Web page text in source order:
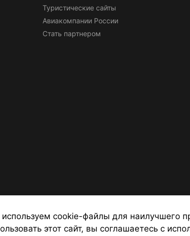
Туристические сайты
Авиакомпании России
Стать партнером
cookie-файлы для наилучшего
этот сайт, вы соглашаетесь с